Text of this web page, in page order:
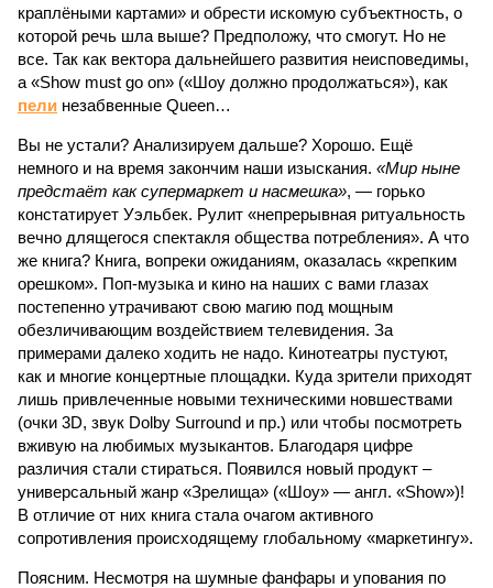
краплёными картами» и обрести искомую субъектность, о
которой речь шла выше? Предположу, что смогут. Но не
все. Так как вектора дальнейшего развития неисповедимы,
а «Show must go on» («Шоу должно продолжаться»), как
пели незабвенные Queen…
Вы не устали? Анализируем дальше? Хорошо. Ещё
немного и на время закончим наши изыскания. «Мир ныне
предстаёт как супермаркет и насмешка», — горько
констатирует Уэльбек. Рулит «непрерывная ритуальность
вечно длящегося спектакля общества потребления». А что
же книга? Книга, вопреки ожиданиям, оказалась «крепким
орешком». Поп-музыка и кино на наших с вами глазах
постепенно утрачивают свою магию под мощным
обезличивающим воздействием телевидения. За
примерами далеко ходить не надо. Кинотеатры пустуют,
как и многие концертные площадки. Куда зрители приходят
лишь привлеченные новыми техническими новшествами
(очки 3D, звук Dolby Surround и пр.) или чтобы посмотреть
вживую на любимых музыкантов. Благодаря цифре
различия стали стираться. Появился новый продукт –
универсальный жанр «Зрелища» («Шоу» — англ. «Show»)!
В отличие от них книга стала очагом активного
сопротивления происходящему глобальному «маркетингу».
Поясним. Несмотря на шумные фанфары и упования по